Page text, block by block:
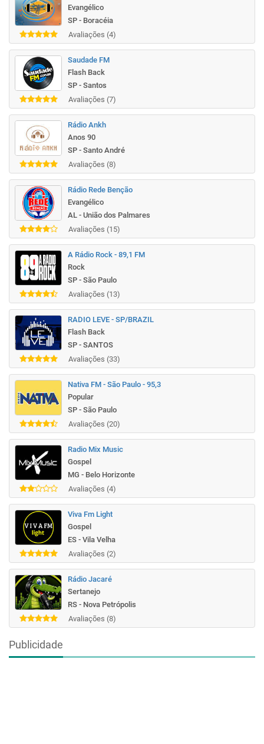
Evangélico
SP - Boracéia
Avaliações (4)
Saudade FM
Flash Back
SP - Santos
Avaliações (7)
Rádio Ankh
Anos 90
SP - Santo André
Avaliações (8)
Rádio Rede Benção
Evangélico
AL - União dos Palmares
Avaliações (15)
A Rádio Rock - 89,1 FM
Rock
SP - São Paulo
Avaliações (13)
RADIO LEVE - SP/BRAZIL
Flash Back
SP - SANTOS
Avaliações (33)
Nativa FM - São Paulo - 95,3
Popular
SP - São Paulo
Avaliações (20)
Radio Mix Music
Gospel
MG - Belo Horizonte
Avaliações (4)
Viva Fm Light
Gospel
ES - Vila Velha
Avaliações (2)
Rádio Jacaré
Sertanejo
RS - Nova Petrópolis
Avaliações (8)
Publicidade